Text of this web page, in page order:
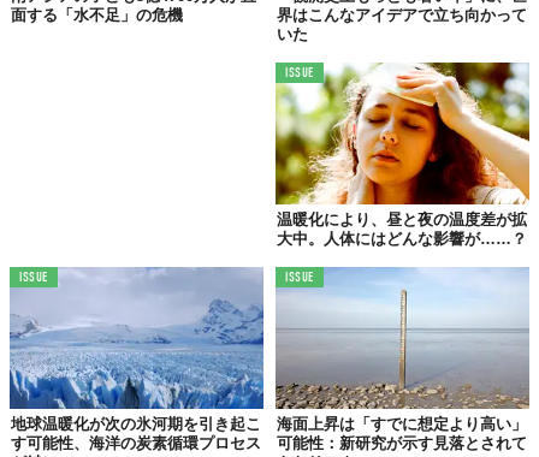
面する「水不足」の危機
界はこんなアイデアで立ち向かって
いた
ISSUE
温暖化により、昼と夜の温度差が拡
大中。人体にはどんな影響が……？
ISSUE
地球温暖化が次の氷河期を引き起こ
す可能性、海洋の炭素循環プロセス
ISSUE
海面上昇は「すでに想定より高い」
可能性：新研究が示す見落とされて